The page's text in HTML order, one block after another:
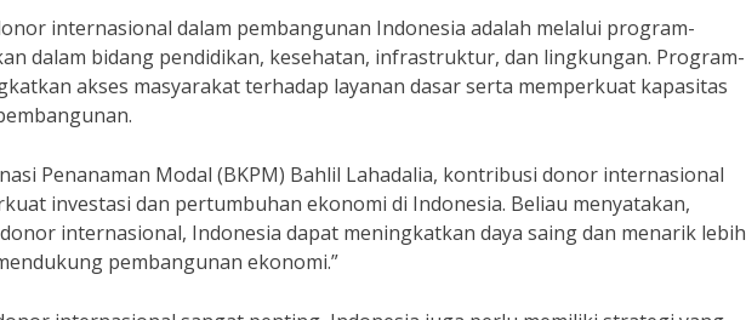
internasional dalam pembangunan Indonesia adalah melalui program-
dalam bidang pendidikan, kesehatan, infrastruktur, dan lingkungan. Program-
akses masyarakat terhadap layanan dasar serta memperkuat kapasitas
Penanaman Modal (BKPM) Bahlil Lahadalia, kontribusi donor internasional
investasi dan pertumbuhan ekonomi di Indonesia. Beliau menyatakan,
internasional, Indonesia dapat meningkatkan daya saing dan menarik lebih
pembangunan ekonomi.”